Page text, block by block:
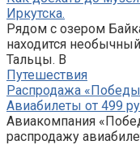
Иркутска.
Рядом с озером
находится
Тальцы. В
Путешествия
Распродажа
Авиабилеты от 499
Авиакомпания
распродажу